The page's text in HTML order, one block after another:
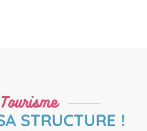
STRUCTURE !